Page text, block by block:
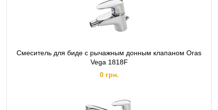
Смеситель для биде с рычажным донным клапаном Oras
Vega 1818F
0 грн.